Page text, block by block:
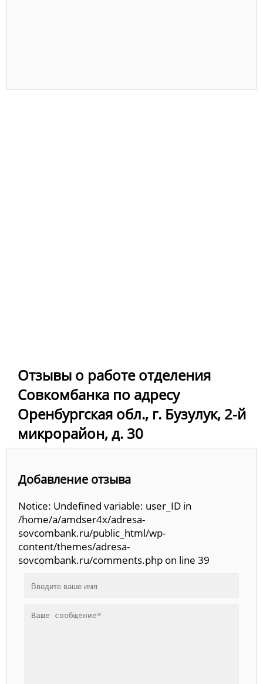
Отзывы о работе отделения
Совкомбанка по адресу
Оренбургская обл., г. Бузулук, 2-й
микрорайон, д. 30
Добавление отзыва
Notice: Undefined variable: user_ID in
/home/a/amdser4x/adresa-
sovcombank.ru/public_html/wp-
content/themes/adresa-
sovcombank.ru/comments.php on line 39